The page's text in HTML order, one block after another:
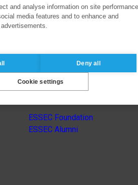
ESSEC Foundation
ESSEC Alumni
and analyse information on site performance
media features and to enhance and
Deny all
Cookie settings